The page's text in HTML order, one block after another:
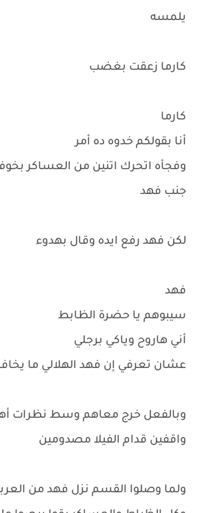
يلمسه
كارما زعقت بغضب
كارما
أنا بقولكم خدوه ده أمر
وفجأه اتحرك اتنين من العساكر
جنب فهد
لكن فهد رفع ايده وقال بهدوء
فهد
سيبوهم يا حضرة الظابط
أني هاروح وياكي برجلي
عشان تعرفي إن فهد الهلالي ما
وبالفعل خرج معاهم وسط نظرات أهل
واقفين قدام الفيلا مصدومين
ولما وصلوا القسم نزل فهد من